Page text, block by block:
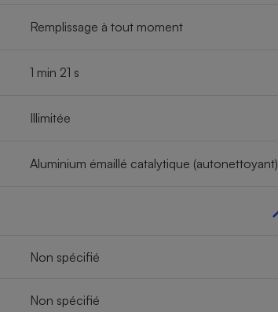
Remplissage à tout moment
1 min 21 s
Illimitée
Aluminium émaillé catalytique (autonettoyant)
Non spécifié
Non spécifié